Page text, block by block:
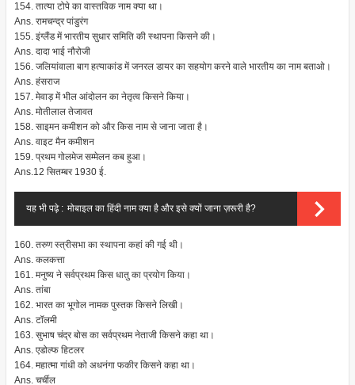
154. तात्या टोपे का वास्तविक नाम क्या था।
Ans. रामचन्द्र पांडुरंग
155. इंग्लैंड में भारतीय सुधार समिति की स्थापना किसने की।
Ans. दादा भाई नौरोजी
156. जलियांवाला बाग हत्याकांड में जनरल डायर का सहयोग करने वाले भारतीय का नाम बताओ।
Ans. हंसराज
157. मेवाड़ में भील आंदोलन का नेतृत्व किसने किया।
Ans. मोतीलाल तेजावत
158. साइमन कमीशन को और किस नाम से जाना जाता है।
Ans. वाइट मैन कमीशन
159. प्रथम गोलमेज सम्मेलन कब हुआ।
Ans.12 सितम्बर 1930 ई.
यह भी पढ़े : मोबाइल का हिंदी नाम क्या है और इसे क्यों जाना ज़रूरी है?
160. तरुण स्त्रीसभा का स्थापना कहां की गई थी।
Ans. कलकत्ता
161. मनुष्य ने सर्वप्रथम किस धातु का प्रयोग किया।
Ans. तांबा
162. भारत का भूगोल नामक पुस्तक किसने लिखी।
Ans. टॉलमी
163. सुभाष चंद्र बोस का सर्वप्रथम नेताजी किसने कहा था।
Ans. एडोल्फ हिटलर
164. महात्मा गांधी को अधनंगा फकीर किसने कहा था।
Ans. चर्चील